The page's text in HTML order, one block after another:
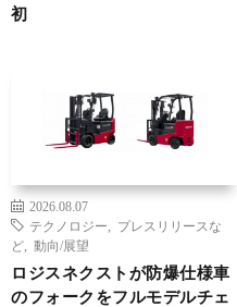
初
2026.08.07
テクノロジー
プレスリリースな
ど
動向/展望
ロジスネクストが防爆仕様車
のフォークをフルモデルチェ